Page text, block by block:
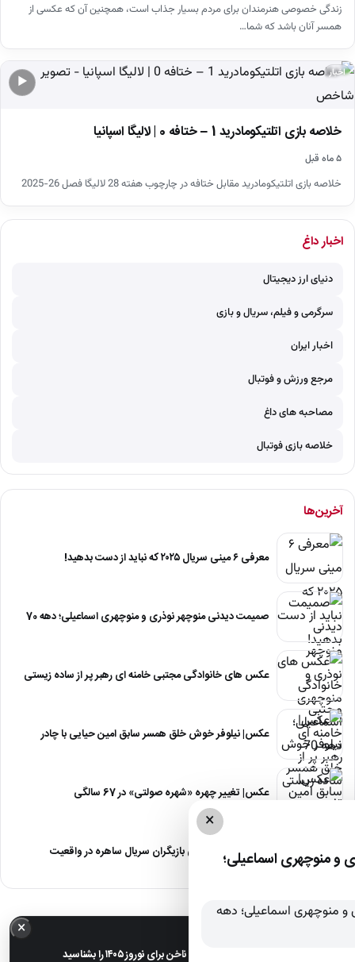
زندگی خصوصی هنرمندان برای مردم بسیار جذاب است، همچنین آن که عکسی از
همسر آنان باشد که شما…
▶
اخبار
خلاصه بازی اتلتیکومادرید 1 – ختافه 0 | لالیگا اسپانیا
۵ ماه قبل
خلاصه بازی اتلتیکومادرید مقابل ختافه در چارچوب هفته 28 لالیگا فصل 26-2025
اخبار داغ
دنیای ارز دیجیتال
سرگرمی و فیلم، سریال و بازی
اخبار ایران
مرجع ورزش و فوتبال
مصاحبه های داغ
خلاصه بازی فوتبال
آخرین‌ها
معرفی ۶ مینی سریال ۲۰۲۵ که نباید از دست بدهید!
صمیمت دیدنی منوچهر نوذری و منوچهری اسماعیلی؛ دهه 70
عکس های خانوادگی مجتبی خامنه ای رهبر پر از ساده زیستی
عکس| نیلوفر خوش خلق همسر سابق امین حیایی با چادر
عکس| تغییر چهره «شهره صولتی» در 67 سالگی
عکس| آلبوم عروسی بازیگران سریال ساهره در واقعیت
×
منوچهری اسماعیلی؛
×
عکس| ترندترین طرح‌های ناخن برای نوروز ۱۴۰۵ را بشناسید